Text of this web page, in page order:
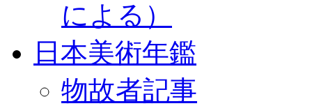
による）
日本美術年鑑
物故者記事